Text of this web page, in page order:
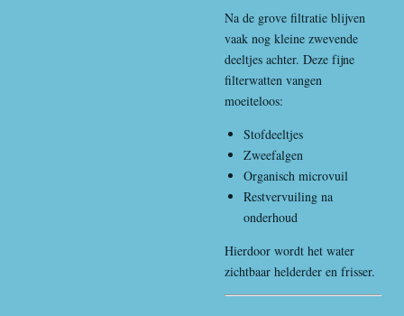
Na de grove filtratie blijven
vaak nog kleine zwevende
deeltjes achter. Deze fijne
filterwatten vangen
moeiteloos:
Stofdeeltjes
Zweefalgen
Organisch microvuil
Restvervuiling na
onderhoud
Hierdoor wordt het water
zichtbaar helderder en frisser.